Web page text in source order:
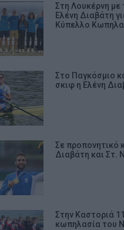
Στη Λουκέρνη με
Ελένη Διαβάτη
Κύπελλο
Στο Παγκόσμιο
σκιφ η Ελένη
Σε προπονητικό
Διαβάτη και Στ.
Στην Καστοριά
κωπηλασία του